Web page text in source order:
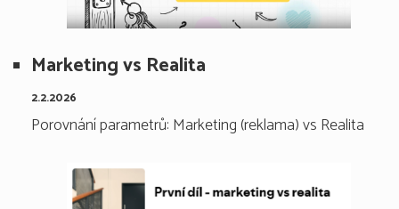
Marketing vs Realita
2.2.2026
Porovnání parametrů: Marketing (reklama) vs Realita